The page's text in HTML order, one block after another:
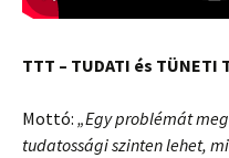
TTT – TUDATI és TÜNETI
Mottó: „Egy problémát
tudatossági szinten lehet,